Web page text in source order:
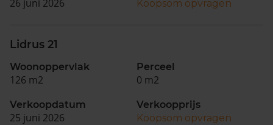
26 juni 2026 Koopsom opvragen
Lidrus 21
Woonoppervlak
126 m2
Perceel
0 m2
Verkoopdatum
25 juni 2026
Verkoopprijs
Koopsom opvragen